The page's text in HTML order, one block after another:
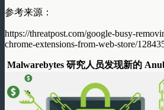
参考来源：
https://threatpost.com/google-busy-
chrome-extensions-from-web-store/
Malwarebytes 研究人员发现新的